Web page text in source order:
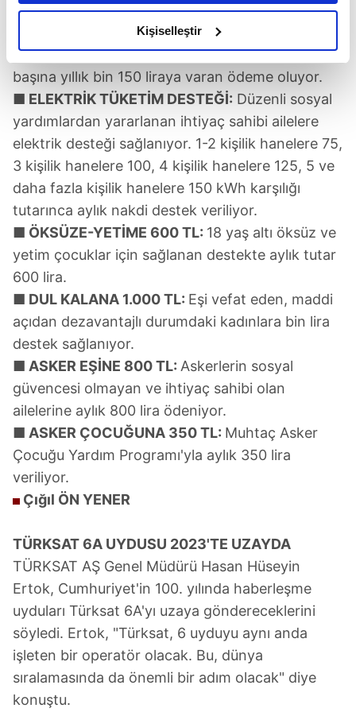
amacımızın size daha iyi bir reklam deneyimi sunmak
olduğunu ve sizlere en iyi içerikleri sunabilmek adına
elimizden gelen çabayı gösterdiğimizi ve bu noktada,
reklamların maliyetlerimizi karşılamak noktasında tek gelir
kalemimiz olduğunu sizlere hatırlatmak isteriz.
Her halükârda, kullanıcılar, bu çerezlere izin vermedikleri
takdirde, kullanıcılara hedefli reklamlar
gösterilmeyecektir."
Sizlere daha iyi bir hizmet sunabilmek için İnternet
Sitemizde kendimize ve üçüncü kişilere ait çerezler
kullanılmaktadır. Bu çerezler vasıtasıyla çeşitli kişisel
verileriniz işlenmekte olup gerekli olan çerezler bilgi
toplumu hizmetlerinin sunulması amacıyla
kullanılmaktadır. Diğer çerezler, sitemizin daha işlevsel
kılınması ve kişiselleştirilmesi ve sizlere yönelik
reklam/pazarlama faaliyetlerinin yapılması, amaçlarıyla
sınırlı olarak açık rızanız dahilinde kullanılacaktır.
Çerezlere ilişkin tercihlerinizi aşağıda yer alan panel
vasıtasıyla belirleyebilirsiniz. Çerezlere ilişkin detaylı bilgi
için Ayarlar butonuna tıklayabilir, Çerez Bilgilendirme
Metnimizi ziyaret edebilirsiniz.
6698 sayılı Kişisel Verilerin Korunması Kanunu uyarınca
hazırlanmış Aydınlatma Metnimizi okumak ve sitemizde
almak için lütfentıklayınız.
Kişiselleştir
içinde kişi başına düşen aylık geliri 1.833,45
liradan az olan hanelere kömür yardımı yapılıyor.
Bir diğer destek de doğalgaz yardımı. Hane
başına yıllık bin 150 liraya varan ödeme oluyor.
■ ELEKTRİK TÜKETİM DESTEĞİ: Düzenli sosyal
yardımlardan yararlanan ihtiyaç sahibi ailelere
elektrik desteği sağlanıyor. 1-2 kişilik hanelere 75,
3 kişilik hanelere 100, 4 kişilik hanelere 125, 5 ve
daha fazla kişilik hanelere 150 kWh karşılığı
tutarınca aylık nakdi destek veriliyor.
■ ÖKSÜZE-YETİME 600 TL: 18 yaş altı öksüz ve
yetim çocuklar için sağlanan destekte aylık tutar
600 lira.
■ DUL KALANA 1.000 TL: Eşi vefat eden, maddi
açıdan dezavantajlı durumdaki kadınlara bin lira
destek sağlanıyor.
■ ASKER EŞİNE 800 TL: Askerlerin sosyal
güvencesi olmayan ve ihtiyaç sahibi olan
ailelerine aylık 800 lira ödeniyor.
■ ASKER ÇOCUĞUNA 350 TL: Muhtaç Asker
Çocuğu Yardım Programı'yla aylık 350 lira
veriliyor.
Çığıl ÖN YENER
TÜRKSAT 6A UYDUSU 2023'TE UZAYDA
TÜRKSAT AŞ Genel Müdürü Hasan Hüseyin
Ertok, Cumhuriyet'in 100. yılında haberleşme
uyduları Türksat 6A'yı uzaya göndereceklerini
söyledi. Ertok, "Türksat, 6 uyduyu aynı anda
işleten bir operatör olacak. Bu, dünya
sıralamasında da önemli bir adım olacak" diye
konuştu.